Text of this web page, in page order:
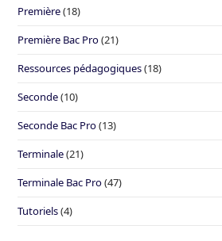
Première(18)
Première Bac Pro(21)
Ressources pédagogiques(18)
Seconde(10)
Seconde Bac Pro(13)
Terminale(21)
Terminale Bac Pro(47)
Tutoriels(4)